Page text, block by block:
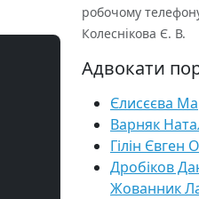
робочому
Колеснікова Є. В.
Адвокати
Єлисєєва
Варняк
Гілін Євген
Дробіков
Жованник